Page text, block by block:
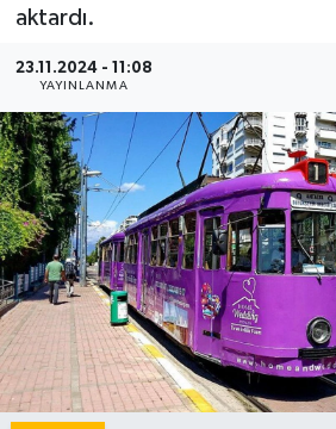
aktardı.
23.11.2024 - 11:08
YAYINLANMA